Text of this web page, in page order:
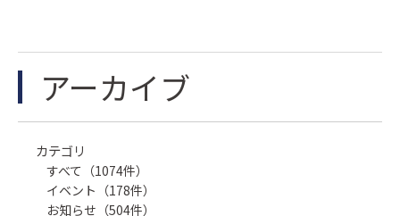
アーカイブ
カテゴリ
すべて（1074件）
イベント（178件）
お知らせ（504件）